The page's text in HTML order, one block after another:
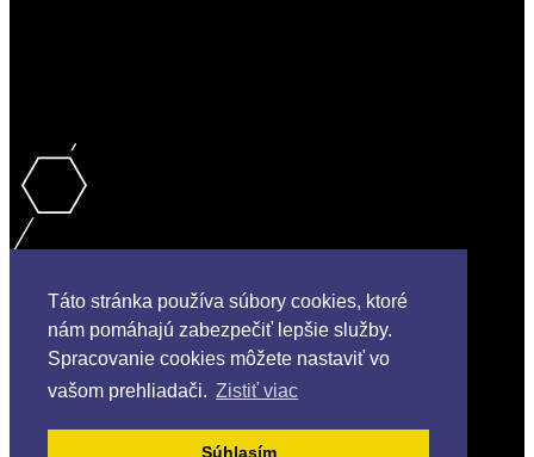
Táto stránka používa súbory cookies, ktoré
nám pomáhajú zabezpečiť lepšie služby.
Spracovanie cookies môžete nastaviť vo
vašom prehliadači. Zistiť viac
Súhlasím